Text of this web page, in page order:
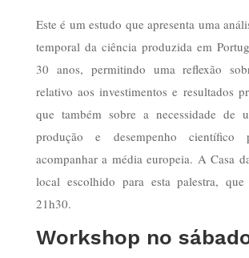
Este é um estudo que apresenta uma
temporal da ciência produzida em
30 anos, permitindo uma reflexão
relativo aos investimentos e resultados
que também sobre a necessidade de
produção e desempenho
acompanhar a média europeia. A Casa
local escolhido para esta palestra,
21h30.
Workshop no